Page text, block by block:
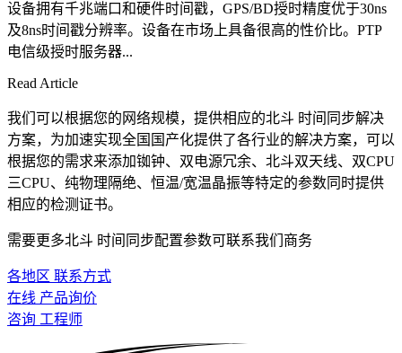
设备拥有千兆端口和硬件时间戳，GPS/BD授时精度优于30ns
及8ns时间戳分辨率。设备在市场上具备很高的性价比。PTP
电信级授时服务器...
Read Article
我们可以根据您的网络规模，提供相应的北斗 时间同步解决
方案，为加速实现全国国产化提供了各行业的解决方案，可以
根据您的需求来添加铷钟、双电源冗余、北斗双天线、双CPU
三CPU、纯物理隔绝、恒温/宽温晶振等特定的参数同时提供
相应的检测证书。
需要更多北斗 时间同步配置参数可联系我们商务
各地区 联系方式
在线 产品询价
咨询 工程师